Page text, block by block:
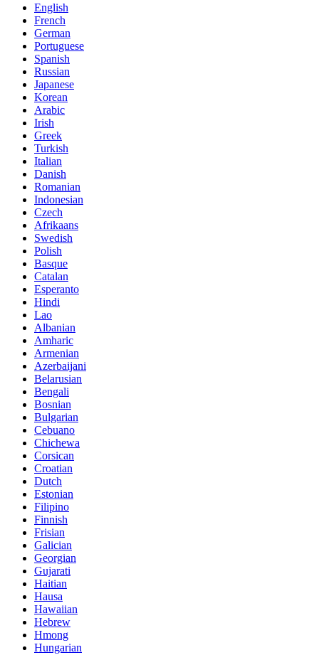
English
French
German
Portuguese
Spanish
Russian
Japanese
Korean
Arabic
Irish
Greek
Turkish
Italian
Danish
Romanian
Indonesian
Czech
Afrikaans
Swedish
Polish
Basque
Catalan
Esperanto
Hindi
Lao
Albanian
Amharic
Armenian
Azerbaijani
Belarusian
Bengali
Bosnian
Bulgarian
Cebuano
Chichewa
Corsican
Croatian
Dutch
Estonian
Filipino
Finnish
Frisian
Galician
Georgian
Gujarati
Haitian
Hausa
Hawaiian
Hebrew
Hmong
Hungarian